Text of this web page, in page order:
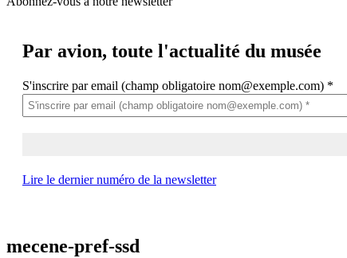
Par avion, toute l'actualité du musée
S'inscrire par email (champ obligatoire nom@exemple.com) *
Lire le dernier numéro de la newsletter
mecene-pref-ssd